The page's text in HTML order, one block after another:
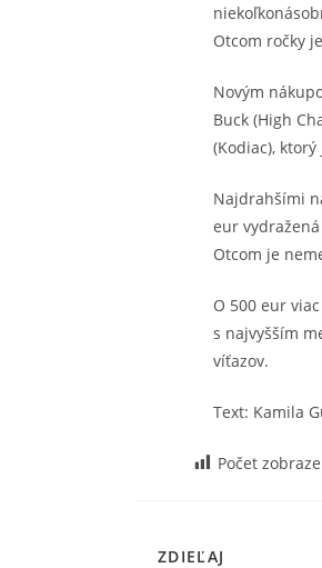
Otcom ročky
Novým
Buck (High
(Kodiac),
Najdrahšími
eur
Otcom je
O 500 eur
s najvyšším
víťazov.
Text: Kamila
Počet
ZDIEĽAJ